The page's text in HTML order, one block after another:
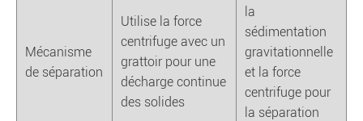
Mécanisme
de séparation
Utilise la force
centrifuge avec un
grattoir pour une
décharge continue
des solides
la
sédimentation
gravitationnelle
et la force
centrifuge pour
la séparation